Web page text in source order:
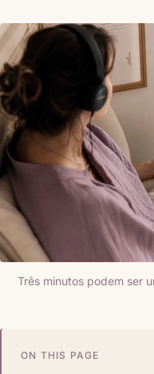
Três minutos podem ser
ON THIS PAGE